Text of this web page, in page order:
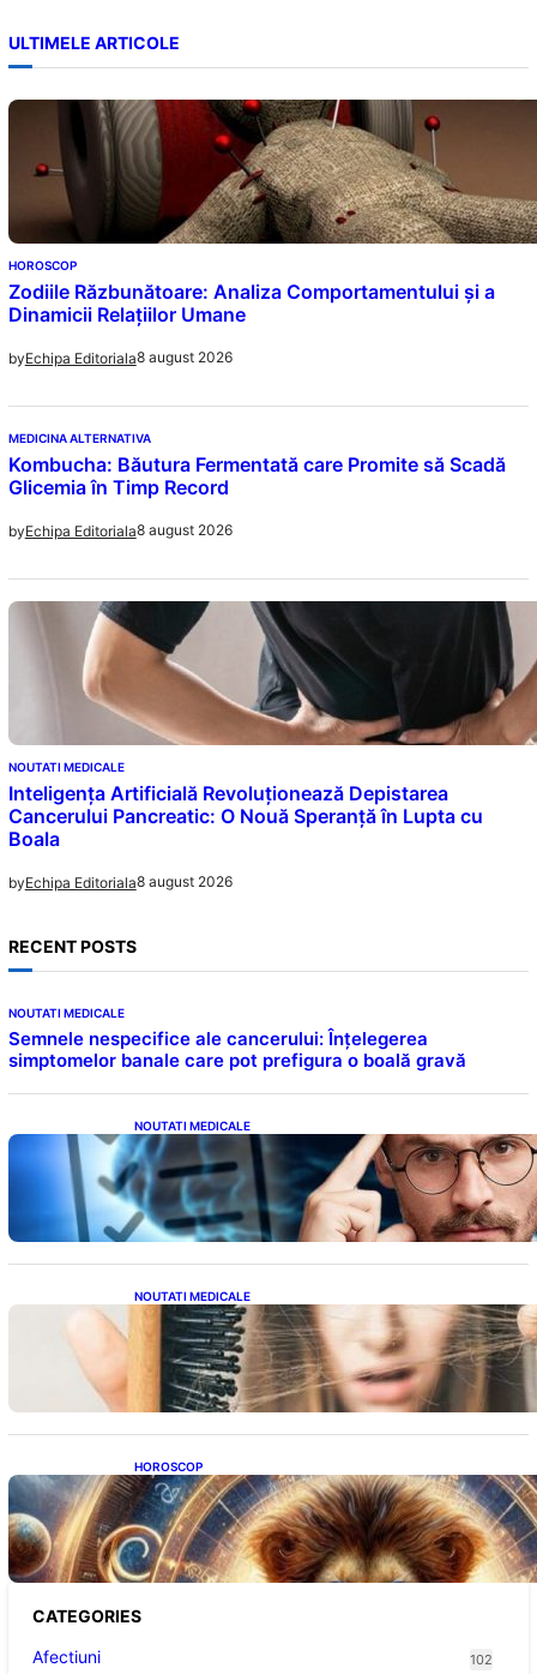
ULTIMELE ARTICOLE
HOROSCOP
Zodiile Răzbunătoare: Analiza Comportamentului și a
Dinamicii Relațiilor Umane
byEchipa Editoriala8 august 2026
MEDICINA ALTERNATIVA
Kombucha: Băutura Fermentată care Promite să Scadă
Glicemia în Timp Record
byEchipa Editoriala8 august 2026
NOUTATI MEDICALE
Inteligența Artificială Revoluționează Depistarea
Cancerului Pancreatic: O Nouă Speranță în Lupta cu
Boala
byEchipa Editoriala8 august 2026
RECENT POSTS
NOUTATI MEDICALE
Semnele nespecifice ale cancerului: Înțelegerea
simptomelor banale care pot prefigura o boală gravă
NOUTATI MEDICALE
Inteligența dincolo de note: Semnele unui IQ
ridicat care nu țin de școală
NOUTATI MEDICALE
Semnele unei deficiențe de proteine:
Impactul asupra sănătății tale
HOROSCOP
Portalul Leului 8/8: Oportunități de
Abundență pentru Cinci Zodii în 2026
CATEGORIES
Afectiuni
102